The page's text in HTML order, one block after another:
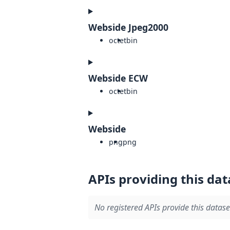
Webside Jpeg2000
octetbin
Webside ECW
octetbin
Webside
pngpng
APIs providing this
No registered APIs provide this